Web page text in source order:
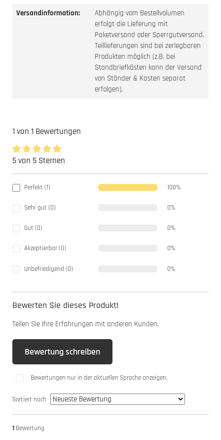
Versandinformation:
Abhängig vom Bestellvolumen
erfolgt die Lieferung mit
Paketversand oder Sperrgutversand.
Teillieferungen sind bei zerlegbaren
Produkten möglich (z.B. bei
Standbriefkästen kann der Versand
von Ständer & Kasten separat
erfolgen).
1 von 1 Bewertungen
Durchschnittliche Bewertung von 5 von 5 Sternen
5 von 5 Sternen
Perfekt (1) 100%
Sehr gut (0) 0%
Gut (0) 0%
Akzeptierbar (0) 0%
Unbefriedigend (0) 0%
Bewerten Sie dieses Produkt!
Teilen Sie Ihre Erfahrungen mit anderen Kunden.
Bewertung schreiben
Bewertungen nur in der aktuellen Sprache anzeigen.
Sortiert nach
1 Bewertung